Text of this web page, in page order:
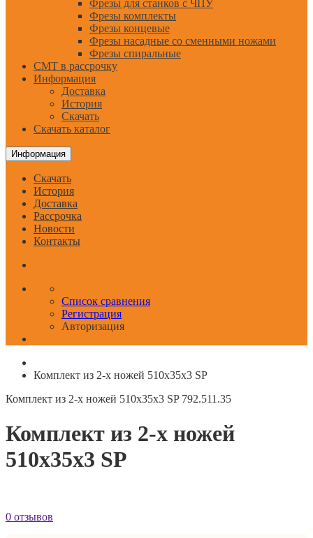
Фрезы для станков с ЧПУ
Фрезы комплекты
Фрезы концевые
Фрезы насадные со сменными ножами
Фрезы спиральные
CMT в рассрочку
Информация
Доставка
История
Скачать
Скачать каталог
Информация
Скачать
История
Доставка
Рассрочка
Новости
Контакты
Список сравнения
Регистрация
Авторизация
Комплект из 2-х ножей 510x35x3 SP
Комплект из 2-х ножей 510x35x3 SP 792.511.35
Комплект из 2-х ножей
510x35x3 SP
0 отзывов